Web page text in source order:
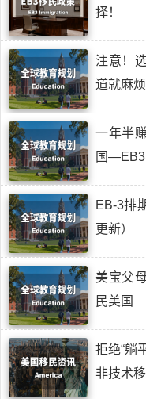
择！
注意！
道就麻烦
一年半
国
EB-3排
更新）
美宝父
民美国
拒绝“躺
非技术